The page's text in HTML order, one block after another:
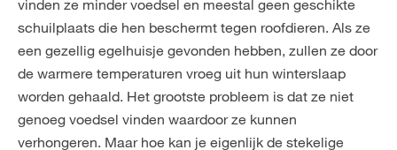
vinden ze minder voedsel en meestal geen geschikte
schuilplaats die hen beschermt tegen roofdieren. Als ze
een gezellig egelhuisje gevonden hebben, zullen ze door
de warmere temperaturen vroeg uit hun winterslaap
worden gehaald. Het grootste probleem is dat ze niet
genoeg voedsel vinden waardoor ze kunnen
verhongeren. Maar hoe kan je eigenlijk de stekelige